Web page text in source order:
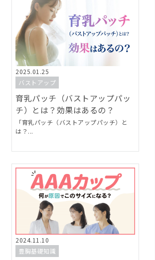
2025.01.25
バストアップ
育乳パッチ（バストアップパッ
チ）とは？効果はあるの？
「育乳パッチ（バストアップパッチ）と
は？...
2024.11.10
豊胸基礎知識